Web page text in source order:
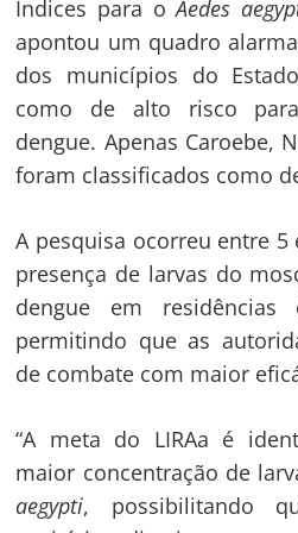
Índices para oAedes
apontou um quadro
dos municípios do
como de alto risco
dengue. Apenas Caroebe,
foram classificados como
A pesquisa ocorreu entre 5
presença de larvas do
dengue em residências
permitindo que as
de combate com maior
“A meta do LIRAa é
maior concentração de
aegypti, possibilitando